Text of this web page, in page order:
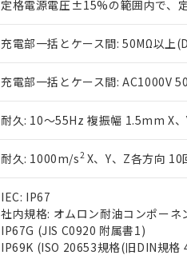
定格電源電圧±15%の範囲内で、
充電部一括とケース間: 50MΩ以上
充電部一括とケース間: AC1000V
耐久: 10～55Hz 複振幅 1.5mm X
耐久: 1000m/s2X、Y、Z各方向 10
IEC: IP67
社内規格: オムロン耐油コンポーネ
IP67G (JIS C0920 附属書1)
IP69K (ISO 20653規格(旧DIN規格
さい。
※当社の共同利
いる法人を指し
下記の非含有証明書を
EU RoHS指令（10物
51物質の非含有証明書
※本証明書は発行日時
また、RoHS指令のフ
混在することから備考
既に当社にて対応品
り割愛しております。